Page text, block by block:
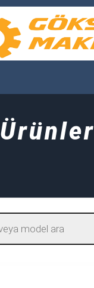
Ürünler